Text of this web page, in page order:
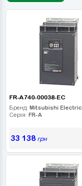
FR-A740-00038-EC
Бренд: Mitsubishi Electric
Серія: FR-A
33 138грн